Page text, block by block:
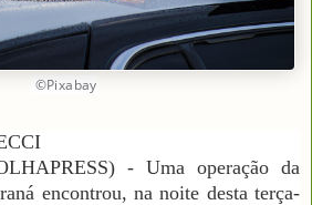
©Pixabay
- Uma operação da
encontrou, na noite desta terça-